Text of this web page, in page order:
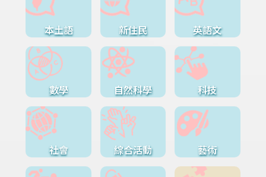
本土語 新住民 英語文
數學 自然科學 科技
社會 綜合活動 藝術